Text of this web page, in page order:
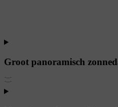
Groot panoramisch